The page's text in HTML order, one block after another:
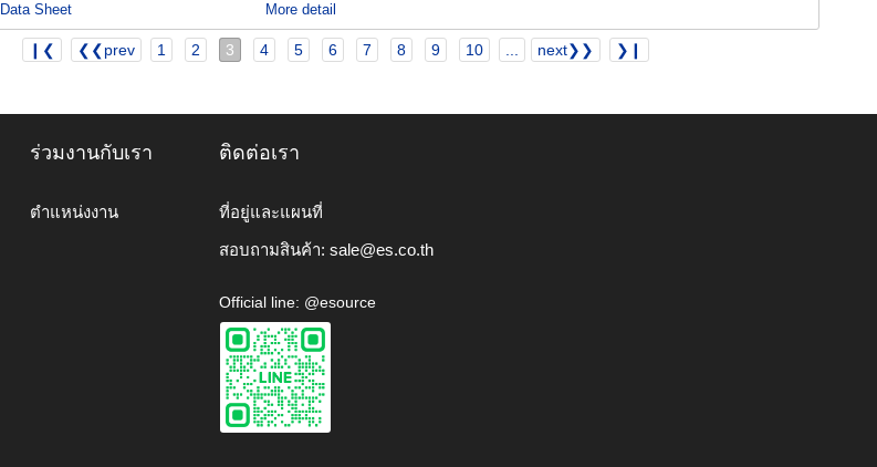
Data Sheet More detail
❙❮ ❮❮prev 1 2 3 4 5 6 7 8 9 10 next❯❯ ❯❙
ร่วมงานกับเรา
ตำแหน่งงาน
ติดต่อเรา
ที่อยู่และแผนที่
สอบถามสินค้า: sale@es.co.th
Official line: @esource